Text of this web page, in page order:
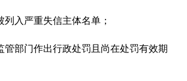
列入严重失信主体名单；
管部门作出行政处罚且尚在处罚有效期